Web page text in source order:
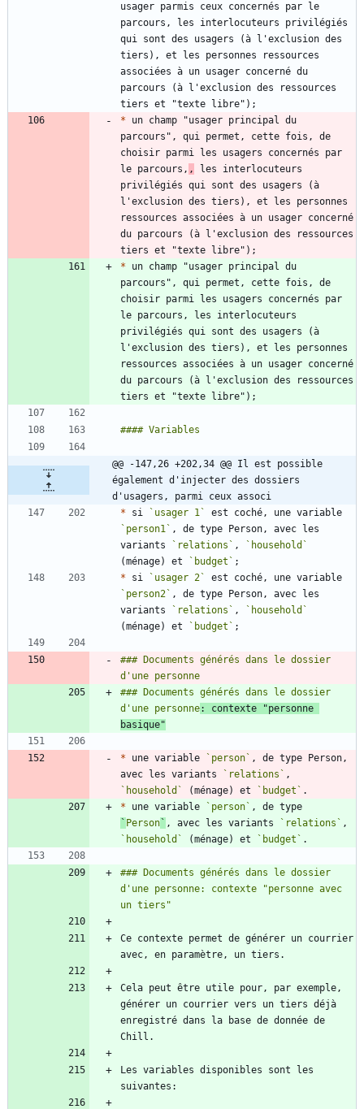
usager parmis ceux concernés par le
parcours, les interlocuteurs privilégiés
qui sont des usagers (à l'exclusion des
tiers), et les personnes ressources
associées à un usager concerné du
parcours (à l'exclusion des ressources
* un champ "usager principal du
parcours", qui permet, cette fois, de
choisir parmi les usagers concernés par
le parcours, ,
les interlocuteurs
privilégiés qui sont des usagers (à
l'exclusion des tiers), et les personnes
ressources associées à un usager concerné
du parcours (à l'exclusion des ressources
* un champ "usager principal du
parcours", qui permet, cette fois, de
choisir parmi les usagers concernés par
le parcours, les interlocuteurs
privilégiés qui sont des usagers (à
l'exclusion des tiers), et les personnes
ressources associées à un usager concerné
du parcours (à l'exclusion des ressources
@@ -147,26 +202,34 @@ Il est possible
également d'injecter des dossiers
d'usagers, parmi ceux associ
* si `usager 1`
`person1` , de type Person, avec les
variants
`relations` ,
`household`
(ménage) et
`budget`
* si `usager 2`
`person2` , de type Person, avec les
variants
`relations` ,
`household`
(ménage) et
`budget`
### Documents générés dans le dossier
### Documents générés dans le dossier
d'une personne: contexte "personne
basique"
* une variable `person` , de type Person,
avec les variants
`relations`
`household`
(ménage) et `budget`
* une variable `person`
` Person ` , avec les variants `relations`
`household`
(ménage) et `budget`
### Documents générés dans le dossier
d'une personne: contexte "personne avec
Ce contexte permet de générer un courrier
Cela peut être utile pour, par exemple,
générer un courrier vers un tiers déjà
enregistré dans la base de donnée de
Les variables disponibles sont les